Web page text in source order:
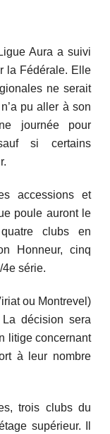
Aura a suivi
la Fédérale. Elle
ne serait
pu aller à son
journée pour
si certains
accessions et
poule auront le
clubs en
Honneur, cinq
série.
ou Montrevel)
décision sera
litige concernant
à leur nombre
trois clubs du
supérieur. Il